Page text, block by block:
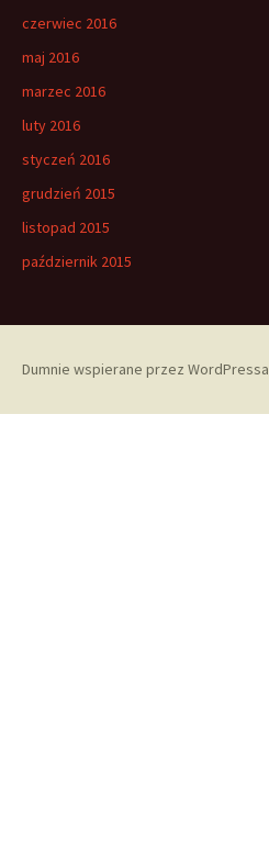
czerwiec 2016
maj 2016
marzec 2016
luty 2016
styczeń 2016
grudzień 2015
listopad 2015
październik 2015
Dumnie wspierane przez WordPressa